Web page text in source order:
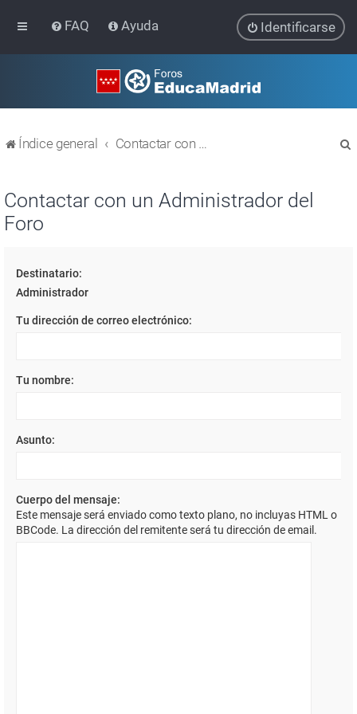
FAQ Ayuda Identificarse
Índice general Contactar con un Administrador del Foro
Contactar con un Administrador del
Foro
Destinatario:
Administrador
Tu dirección de correo electrónico:
Tu nombre:
Asunto:
Cuerpo del mensaje:
Este mensaje será enviado como texto plano, no incluyas HTML o
BBCode. La dirección del remitente será tu dirección de email.